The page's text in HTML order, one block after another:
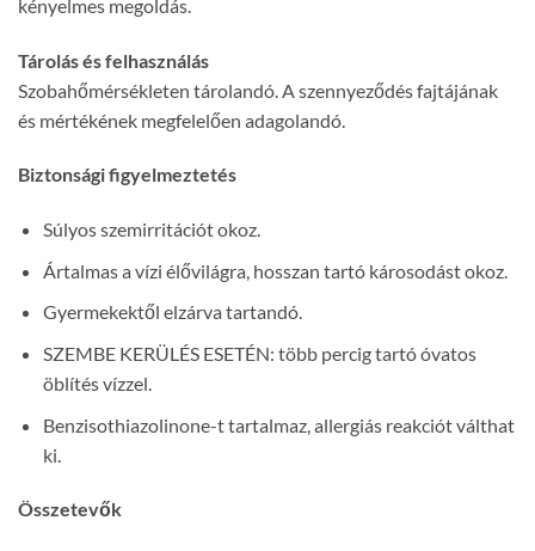
kényelmes megoldás.
Tárolás és felhasználás
Szobahőmérsékleten tárolandó. A szennyeződés fajtájának
és mértékének megfelelően adagolandó.
Biztonsági figyelmeztetés
Súlyos szemirritációt okoz.
Ártalmas a vízi élővilágra, hosszan tartó károsodást okoz.
Gyermekektől elzárva tartandó.
SZEMBE KERÜLÉS ESETÉN: több percig tartó óvatos
öblítés vízzel.
Benzisothiazolinone-t tartalmaz, allergiás reakciót válthat
ki.
Összetevők